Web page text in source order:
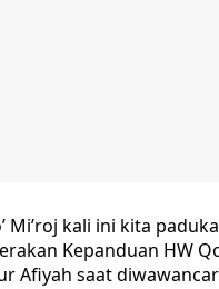
Mi’roj kali ini kita
Kepanduan HW
Afiyah saat